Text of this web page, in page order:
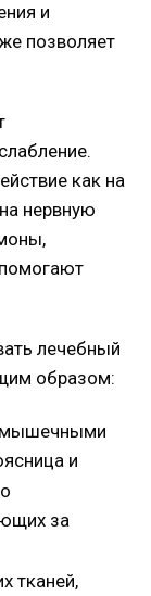
и
позволяет
как на
нервную
лечебный
образом:
мышечными
и
за
тканей,